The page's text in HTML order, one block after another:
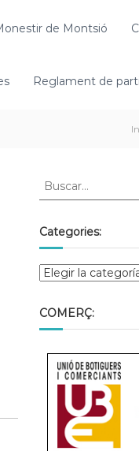
de Montsió
Reglament de
Categories:
COMERÇ: